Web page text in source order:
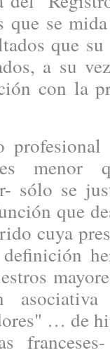
que se
que
a su
con la
es menor
sólo se
que
cuya
… de